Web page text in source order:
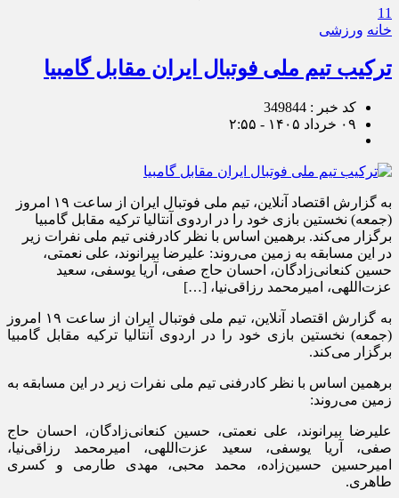
11
خانه ورزشی
ترکیب تیم ملی فوتبال ایران مقابل گامبیا
کد خبر : 349844
۰۹ خرداد ۱۴۰۵ - ۲:۵۵
به گزارش اقتصاد آنلاین، تیم ملی فوتبال ایران از ساعت ۱۹ امروز
(جمعه) نخستین بازی خود را در اردوی آنتالیا ترکیه مقابل گامبیا
برگزار می‌کند. برهمین اساس با نظر کادرفنی تیم ملی نفرات زیر
در این مسابقه به زمین می‌روند: علیرضا بیرانوند، علی نعمتی،
حسین کنعانی‌زادگان، احسان حاج صفی، آریا یوسفی، سعید
عزت‌اللهی، امیرمحمد رزاقی‌نیا، […]
به گزارش اقتصاد آنلاین، تیم ملی فوتبال ایران از ساعت ۱۹ امروز
(جمعه) نخستین بازی خود را در اردوی آنتالیا ترکیه مقابل گامبیا
برگزار می‌کند.
برهمین اساس با نظر کادرفنی تیم ملی نفرات زیر در این مسابقه به
زمین می‌روند:
علیرضا بیرانوند، علی نعمتی، حسین کنعانی‌زادگان، احسان حاج
صفی، آریا یوسفی، سعید عزت‌اللهی، امیرمحمد رزاقی‌نیا،
امیرحسین حسین‌زاده، محمد محبی، مهدی طارمی و کسری
طاهری.